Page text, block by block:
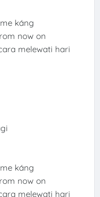
káng
now on
melewati hari
káng
now on
melewati hari